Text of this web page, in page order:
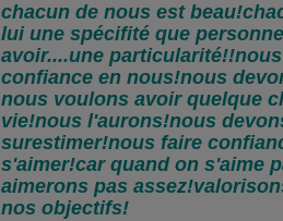
chacun de nous est
lui une spécifité que
avoir....une
confiance en nous!nous
nous voulons avoir quelque
vie!nous l'aurons!nous
surestimer!nous faire
s'aimer!car quand on s'aime
aimerons pas
nos objectifs!